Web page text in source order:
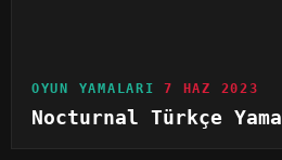
OYUN YAMALARI 7 HAZ 2023
Nocturnal Türkçe Yama